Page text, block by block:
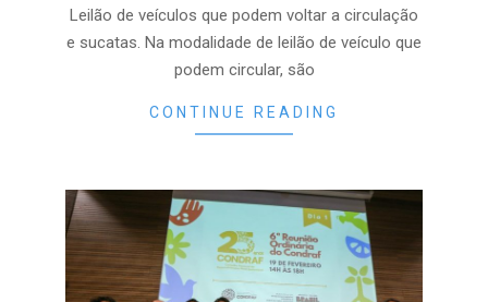
Leilão de veículos que podem voltar a circulação
e sucatas. Na modalidade de leilão de veículo que
podem circular, são
CONTINUE READING